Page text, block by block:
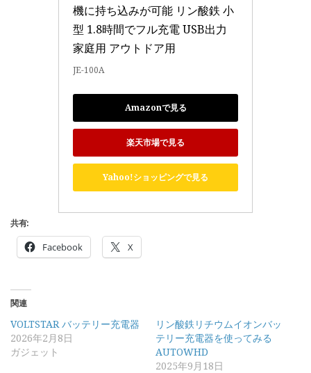
機に持ち込みが可能 リン酸鉄 小
型 1.8時間でフル充電 USB出力
家庭用 アウトドア用
JE-100A
Amazonで見る
楽天市場で見る
Yahoo!ショッピングで見る
共有:
Facebook X
関連
VOLTSTAR バッテリー充電器
2026年2月8日
ガジェット
リン酸鉄リチウムイオンバッ
テリー充電器を使ってみる
AUTOWHD
2025年9月18日